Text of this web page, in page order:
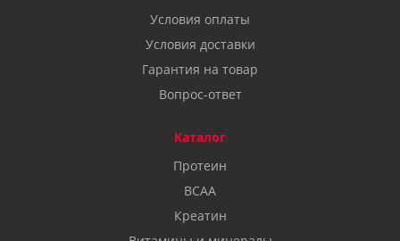
Условия оплаты
Условия доставки
Гарантия на товар
Вопрос-ответ
Каталог
Протеин
BCAA
Креатин